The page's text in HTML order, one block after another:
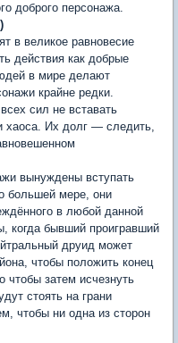
доброго персонажа.
в великое равновесие
действия как добрые
в мире делают
крайне редки.
сил не вставать
хаоса. Их долг — следить,
вынуждены вступать
большей мере, они
в любой данной
когда бывший проигравший
друид может
чтобы положить конец
чтобы затем исчезнуть
стоять на грани
чтобы ни одна из сторон